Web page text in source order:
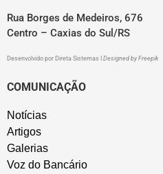
Rua Borges de Medeiros, 676
Centro – Caxias do Sul/RS
Desenvolvido por Direta Sistemas Designed by Freepik
COMUNICAÇÃO
Notícias
Artigos
Galerias
Voz do Bancário